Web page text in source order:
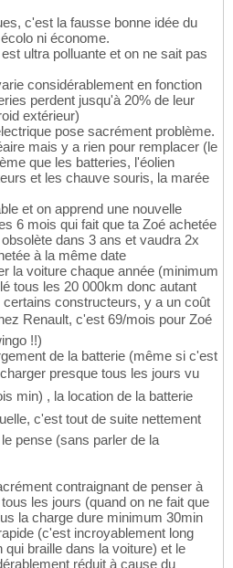
c'est la fausse bonne idée du
ni économe.
ultra polluante et on ne sait pas
considérablement en fonction
perdent jusqu'à 20% de leur
extérieur)
pose sacrément problème.
mais y a rien pour remplacer (le
que les batteries, l'éolien
et les chauve souris, la marée
et on apprend une nouvelle
6 mois qui fait que ta Zoé achetée
dans 3 ans et vaudra 2x
à la même date
la voiture chaque année (minimum
tous les 20 000km donc autant
constructeurs, y a un coût
Renault, c'est 69/mois pour Zoé
!!)
de la batterie (même si c'est
presque tous les jours vu
min) , la location de la batterie
c'est tout de suite nettement
pense (sans parler de la
contraignant de penser à
les jours (quand on ne fait que
la charge dure minimum 30min
(c'est incroyablement long
braille dans la voiture) et le
réduit à cause du